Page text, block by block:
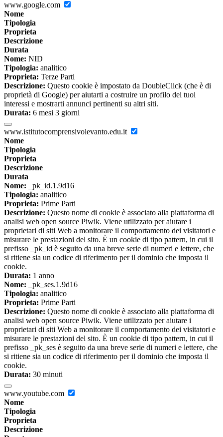
www.google.com
Nome
Tipologia
Proprieta
Descrizione
Durata
Nome: NID
Tipologia: analitico
Proprieta: Terze Parti
Descrizione: Questo cookie è impostato da DoubleClick (che è di
proprietà di Google) per aiutarti a costruire un profilo dei tuoi
interessi e mostrarti annunci pertinenti su altri siti.
Durata: 6 mesi 3 giorni
www.istitutocomprensivolevanto.edu.it
Nome
Tipologia
Proprieta
Descrizione
Durata
Nome: _pk_id.1.9d16
Tipologia: analitico
Proprieta: Prime Parti
Descrizione: Questo nome di cookie è associato alla piattaforma di
analisi web open source Piwik. Viene utilizzato per aiutare i
proprietari di siti Web a monitorare il comportamento dei visitatori e
misurare le prestazioni del sito. È un cookie di tipo pattern, in cui il
prefisso _pk_id è seguito da una breve serie di numeri e lettere, che
si ritiene sia un codice di riferimento per il dominio che imposta il
cookie.
Durata: 1 anno
Nome: _pk_ses.1.9d16
Tipologia: analitico
Proprieta: Prime Parti
Descrizione: Questo nome di cookie è associato alla piattaforma di
analisi web open source Piwik. Viene utilizzato per aiutare i
proprietari di siti Web a monitorare il comportamento dei visitatori e
misurare le prestazioni del sito. È un cookie di tipo pattern, in cui il
prefisso _pk_ses è seguito da una breve serie di numeri e lettere, che
si ritiene sia un codice di riferimento per il dominio che imposta il
cookie.
Durata: 30 minuti
www.youtube.com
Nome
Tipologia
Proprieta
Descrizione